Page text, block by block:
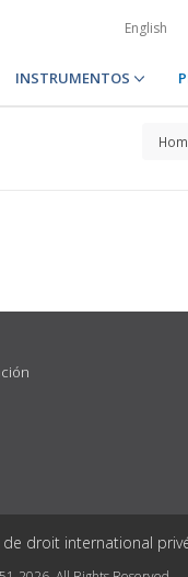
English
INSTRUMENTOS
droit international